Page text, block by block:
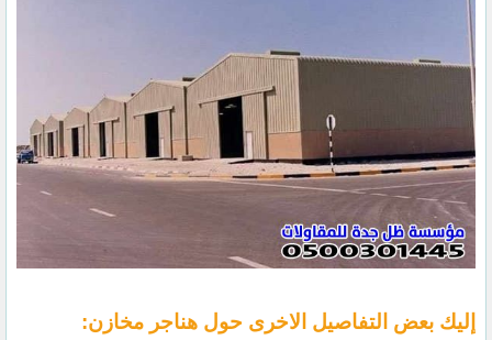
إليك بعض التفاصيل الاخرى حول هناجر مخازن: